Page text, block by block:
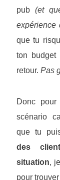
pub(et
expérience
que tu
ton budget
retour. Pas
Donc
scénario
que tu
des
situation,
pour